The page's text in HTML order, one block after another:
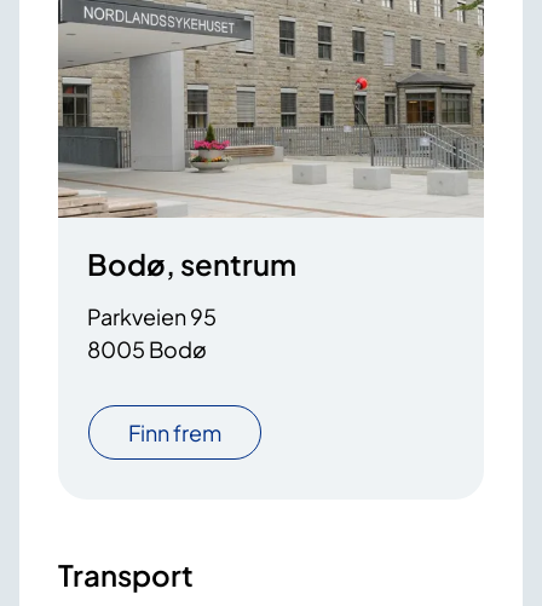
Bodø, sentrum
Parkveien 95
8005 Bodø
Finn frem
Transport